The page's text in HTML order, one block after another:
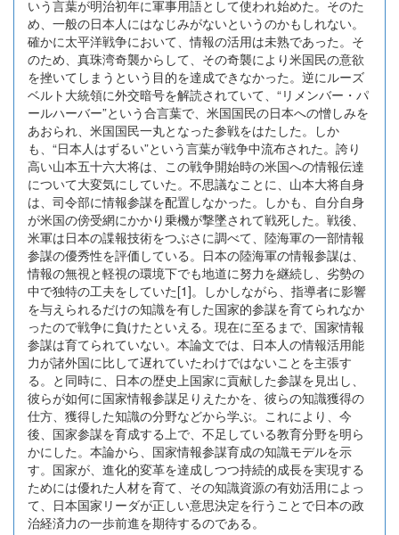
いう言葉が明治初年に軍事用語として使われ始めた。そのた
め、一般の日本人にはなじみがないというのかもしれない。
確かに太平洋戦争において、情報の活用は未熟であった。そ
のため、真珠湾奇襲からして、その奇襲により米国民の意欲
を挫いてしまうという目的を達成できなかった。逆にルーズ
ベルト大統領に外交暗号を解読されていて、“リメンバー・パ
ールハーバー”という合言葉で、米国国民の日本への憎しみを
あおられ、米国国民一丸となった参戦をはたした。しか
も、“日本人はずるい”という言葉が戦争中流布された。誇り
高い山本五十六大将は、この戦争開始時の米国への情報伝達
について大変気にしていた。不思議なことに、山本大将自身
は、司令部に情報参謀を配置しなかった。しかも、自分自身
が米国の傍受網にかかり乗機が撃墜されて戦死した。戦後、
米軍は日本の諜報技術をつぶさに調べて、陸海軍の一部情報
参謀の優秀性を評価している。日本の陸海軍の情報参謀は、
情報の無視と軽視の環境下でも地道に努力を継続し、劣勢の
中で独特の工夫をしていた[1]。しかしながら、指導者に影響
を与えられるだけの知識を有した国家的参謀を育てられなか
ったので戦争に負けたといえる。現在に至るまで、国家情報
参謀は育てられていない。本論文では、日本人の情報活用能
力が諸外国に比して遅れていたわけではないことを主張す
る。と同時に、日本の歴史上国家に貢献した参謀を見出し、
彼らが如何に国家情報参謀足りえたかを、彼らの知識獲得の
仕方、獲得した知識の分野などから学ぶ。これにより、今
後、国家参謀を育成する上で、不足している教育分野を明ら
かにした。本論から、国家情報参謀育成の知識モデルを示
す。国家が、進化的変革を達成しつつ持続的成長を実現する
ためには優れた人材を育て、その知識資源の有効活用によっ
て、日本国家リーダが正しい意思決定を行うことで日本の政
治経済力の一歩前進を期待するのである。